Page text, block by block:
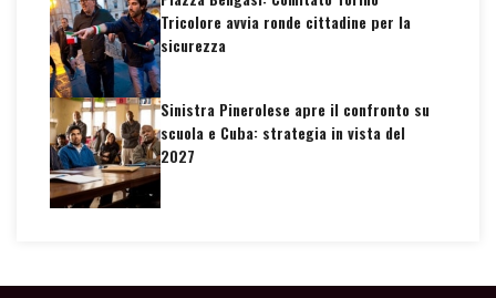
Tricolore avvia ronde cittadine per la
sicurezza
Sinistra Pinerolese apre il confronto su
scuola e Cuba: strategia in vista del
2027